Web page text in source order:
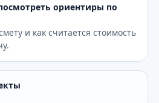
ориентиры по
и как считается стоимость